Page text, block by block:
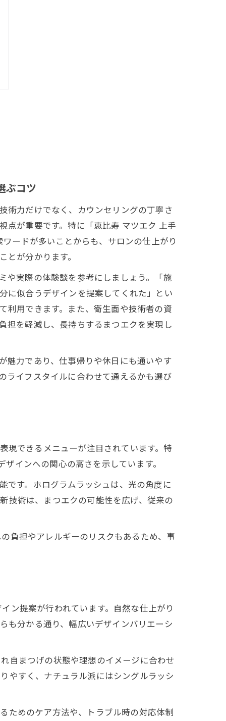
ぶコツ
術力だけでなく、カウンセリングの丁寧さ
点が重要です。特に「恵比寿 マツエク 上手
ードが多いことからも、サロンの仕上がり
が分かります。
や実際の体験談を参考にしましょう。「施
に似合うデザインを提案してくれた」とい
利用できます。また、衛生面や技術者の資
担を軽減し、長持ちするまつエクを実現し
魅力であり、仕事帰りや休日にも通いやす
ライフスタイルに合わせて通えるかも選び
現できるメニューが注目されています。特
インへの関心の高さを示しています。
です。ホログラムラッシュは、光の角度に
技術は、まつエクの可能性を広げ、従来の
負担やアレルギーのリスクもあるため、事
ン提案が行われています。自然な仕上がり
も分かる通り、幅広いデザインバリエーシ
自まつげの状態や理想のイメージに合わせ
やすく、ナチュラル派にはシングルラッシ
ためのケア方法や、トラブル時の対応体制